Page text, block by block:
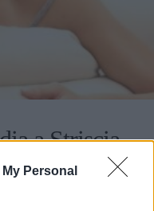
Personal
a Striscia
arriva